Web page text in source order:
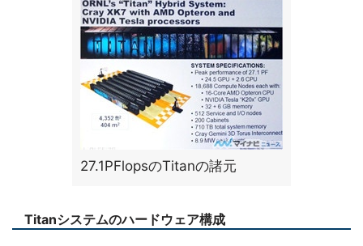
27.1PFlopsのTitanの諸元
Titanシステムのハードウェア構成